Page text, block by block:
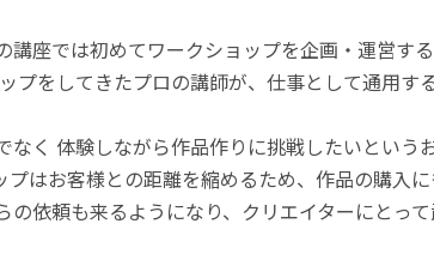
講座では初めてワークショップを企画・運営す
プをしてきたプロの講師が、仕事として通用す
なく 体験しながら作品作りに挑戦したいとい
プはお客様との距離を縮めるため、作品の購入
の依頼も来るようになり、クリエイターにとっ